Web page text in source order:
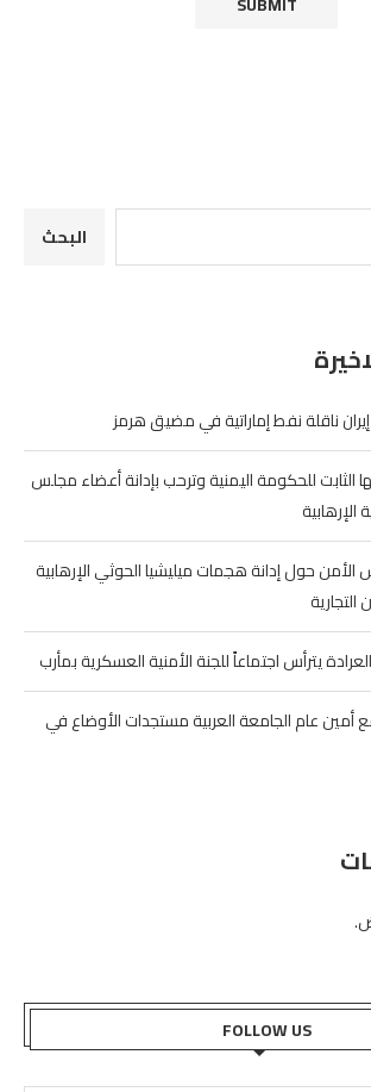
البحث
ناقلة نفط إماراتية في مضيق هرمز
للحكومة اليمنية وترحب بإدانة أعضاء مجلس
حول إدانة هجمات ميليشيا الحوثي الإرهابية
يترأس اجتماعاً للجنة الأمنية العسكرية بمأرب
أمين عام الجامعة العربية مستجدات الأوضاع في
FOLLOW US